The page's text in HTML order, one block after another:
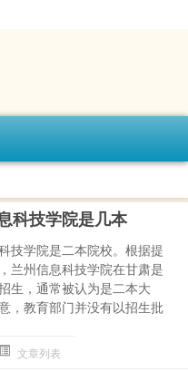
科技学院是几本
技学院是二本院校。根据提
兰州信息科技学院在甘肃是
生，通常被认为是二本大
，教育部门并没有以招生批
文章列表